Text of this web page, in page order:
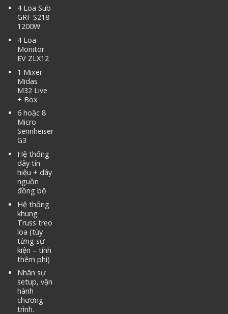
4 Loa Sub
GRF S218
1200W
4 Loa
Monitor
EV ZLX12
1 Mixer
Midas
M32 Live
+ Box
6 hoặc 8
Micro
Sennheiser
G3
Hệ thống
dây tín
hiệu + dây
nguồn
đồng bộ
Hệ thống
khung
Truss treo
loa (tùy
từng sự
kiện – tính
thêm phí)
Nhân sự
setup, vận
hành
chương
trình.